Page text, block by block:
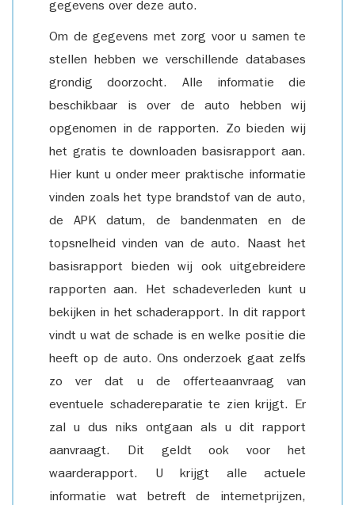
gegevens over deze auto.
Om de gegevens met zorg voor u samen te
stellen hebben we verschillende databases
grondig doorzocht. Alle informatie die
beschikbaar is over de auto hebben wij
opgenomen in de rapporten. Zo bieden wij
het gratis te downloaden basisrapport aan.
Hier kunt u onder meer praktische informatie
vinden zoals het type brandstof van de auto,
de APK datum, de bandenmaten en de
topsnelheid vinden van de auto. Naast het
basisrapport bieden wij ook uitgebreidere
rapporten aan. Het schadeverleden kunt u
bekijken in het schaderapport. In dit rapport
vindt u wat de schade is en welke positie die
heeft op de auto. Ons onderzoek gaat zelfs
zo ver dat u de offerteaanvraag van
eventuele schadereparatie te zien krijgt. Er
zal u dus niks ontgaan als u dit rapport
aanvraagt. Dit geldt ook voor het
waarderapport. U krijgt alle actuele
informatie wat betreft de internetprijzen,